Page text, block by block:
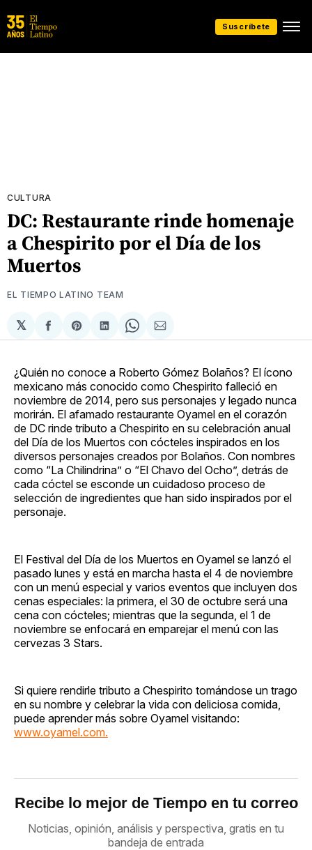
Suscríbete
CULTURA
DC: Restaurante rinde homenaje
a Chespirito por el Día de los
Muertos
EL TIEMPO LATINO TEAM
𝕏
Compartir
en
Share
on
Compartir
en
Share
on
Compartir
via
¿Quién no conoce a Roberto Gómez Bolaños? El ícono
mexicano más conocido como Chespirito falleció en
noviembre de 2014, pero sus personajes y legado nunca
morirán. El afamado restaurante Oyamel en el corazón
de DC rinde tributo a Chespirito en su celebración anual
del Día de los Muertos con cócteles inspirados en los
diversos personajes creados por Bolaños. Con nombres
como “La Chilindrina” o “El Chavo del Ocho”, detrás de
cada cóctel se esconde un cuidadoso proceso de
selección de ingredientes que han sido inspirados por el
personaje.
El Festival del Día de los Muertos en Oyamel se lanzó el
pasado lunes y está en marcha hasta el 4 de noviembre
con un menú especial y varios eventos que incluyen dos
cenas especiales: la primera, el 30 de octubre será una
cena con cócteles; mientras que la segunda, el 1 de
noviembre se enfocará en emparejar el menú con las
cervezas 3 Stars.
Si quiere rendirle tributo a Chespirito tomándose un trago
en su nombre y celebrar la vida con deliciosa comida,
puede aprender más sobre Oyamel visitando:
www.oyamel.com.
Recibe lo mejor de Tiempo en tu correo
Noticias, opinión, análisis y perspectiva, gratis en tu
bandeja de entrada